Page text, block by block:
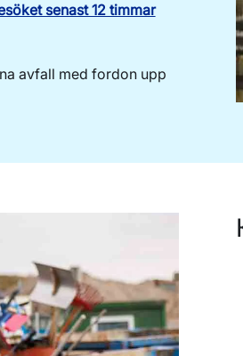
max
senast 12 timmar
avfall med fordon upp